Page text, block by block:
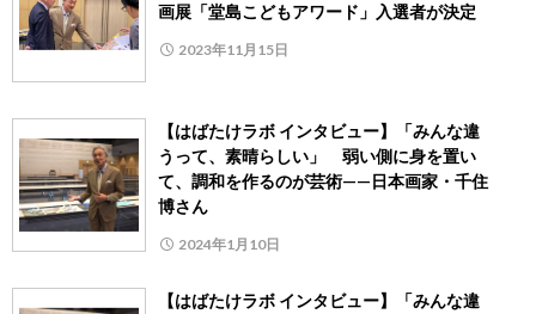
画展「堂島こどもアワード」入選者が決定
2023年11月15日
【はばたけラボ インタビュー】「みんな違
うって、素晴らしい」 弱い側に身を置い
て、調和を作るのが芸術——日本画家・千住
博さん
2024年1月10日
【はばたけラボ インタビュー】「みんな違